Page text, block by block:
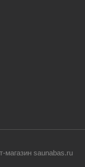
магазин saunabas.ru